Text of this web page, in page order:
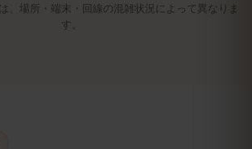
、場所・端末・回線の混雑状況によって異なりま
す。